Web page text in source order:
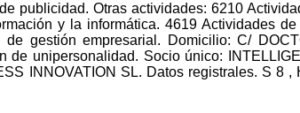
publicidad. Otras actividades: 6210
y la informática. 4619 Actividades
gestión empresarial. Domicilio: C/
de unipersonalidad. Socio único:
INNOVATION SL. Datos registrales. S 8 ,